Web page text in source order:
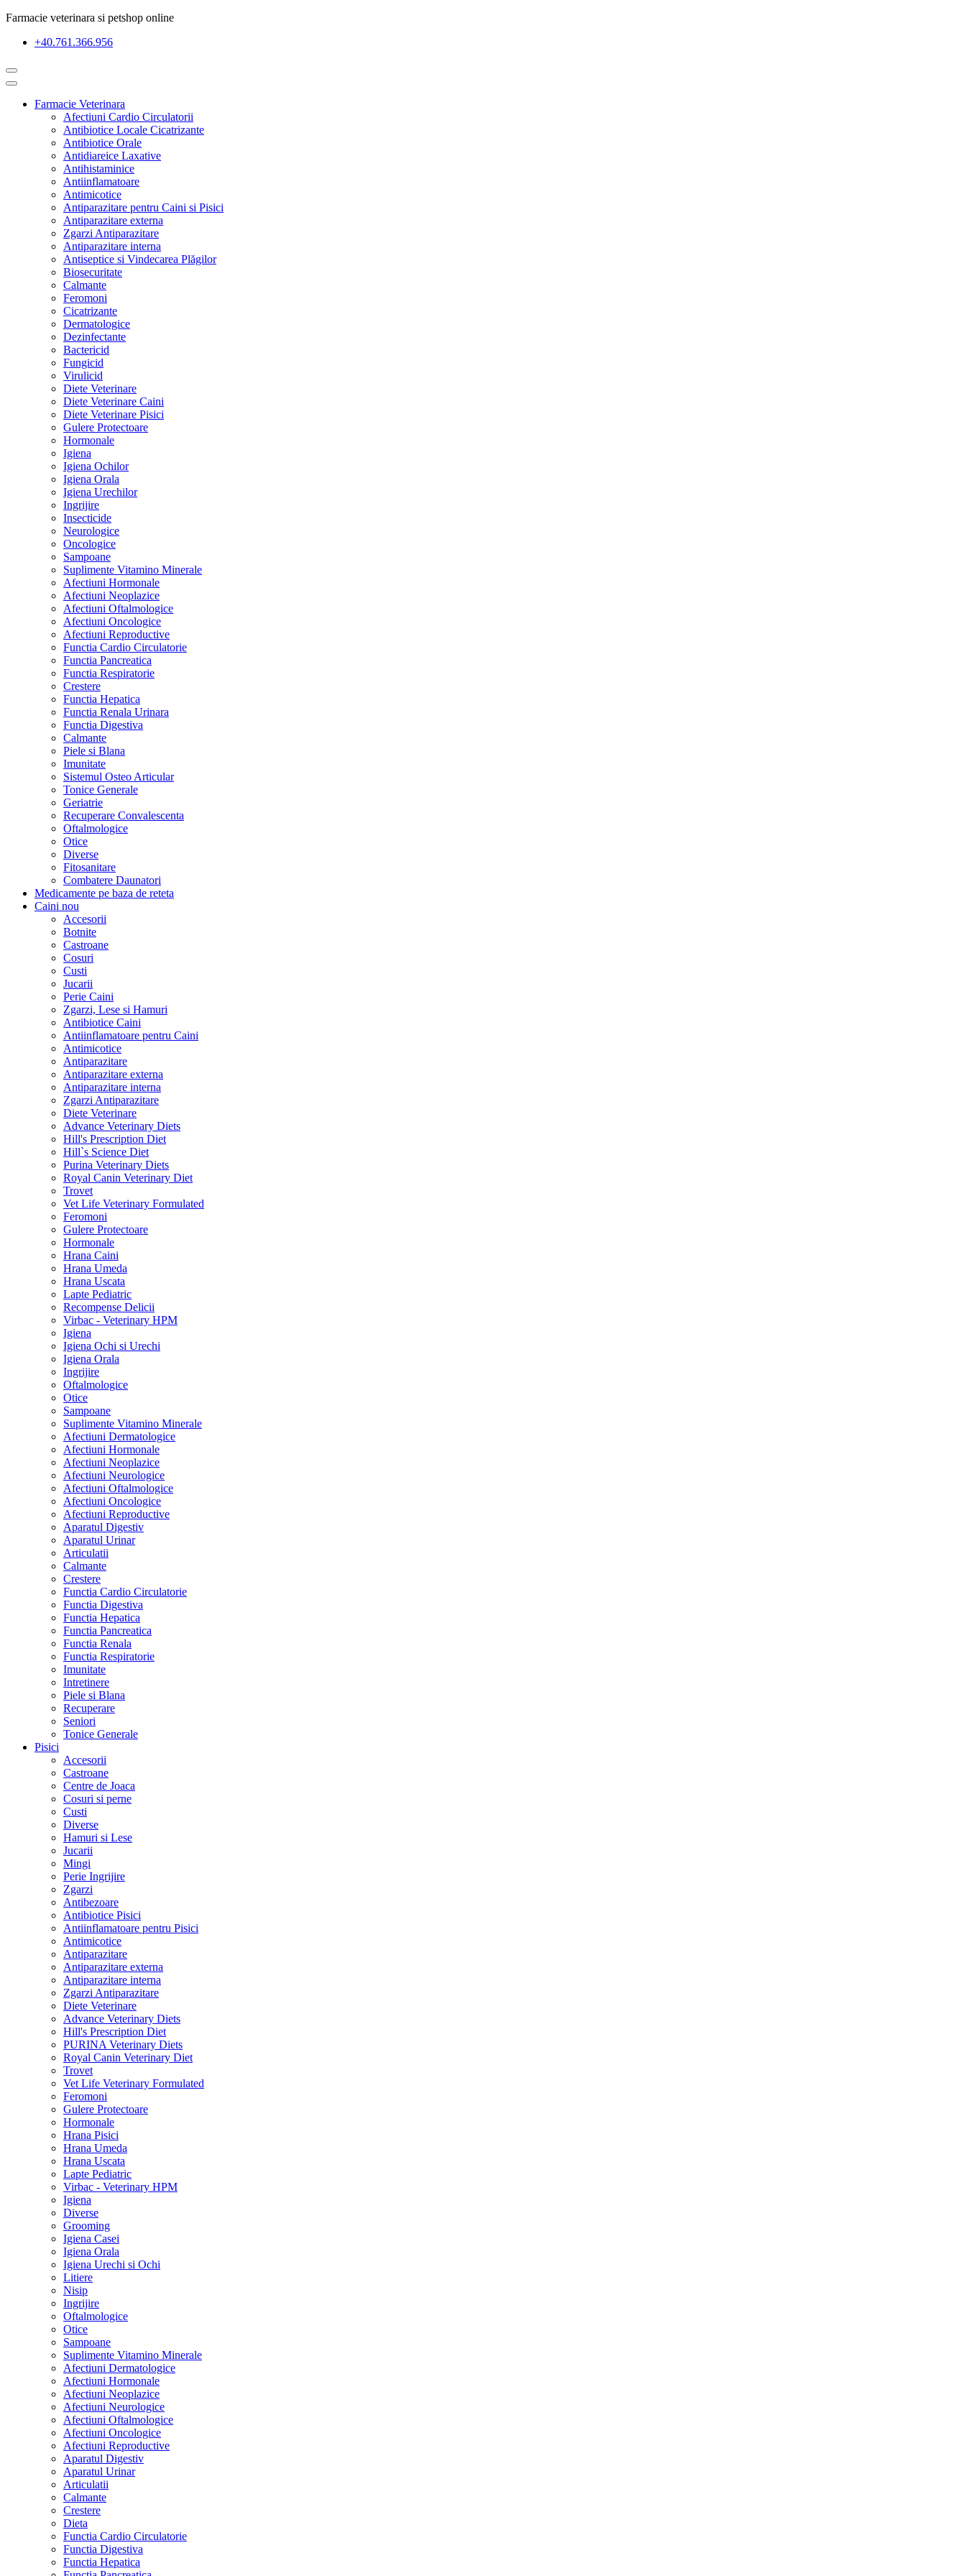
Farmacie veterinara si petshop online
+40.761.366.956
Farmacie Veterinara
Afectiuni Cardio Circulatorii
Antibiotice Locale Cicatrizante
Antibiotice Orale
Antidiareice Laxative
Antihistaminice
Antiinflamatoare
Antimicotice
Antiparazitare pentru Caini si Pisici
Antiparazitare externa
Zgarzi Antiparazitare
Antiparazitare interna
Antiseptice si Vindecarea Plăgilor
Biosecuritate
Calmante
Feromoni
Cicatrizante
Dermatologice
Dezinfectante
Bactericid
Fungicid
Virulicid
Diete Veterinare
Diete Veterinare Caini
Diete Veterinare Pisici
Gulere Protectoare
Hormonale
Igiena
Igiena Ochilor
Igiena Orala
Igiena Urechilor
Ingrijire
Insecticide
Neurologice
Oncologice
Sampoane
Suplimente Vitamino Minerale
Afectiuni Hormonale
Afectiuni Neoplazice
Afectiuni Oftalmologice
Afectiuni Oncologice
Afectiuni Reproductive
Functia Cardio Circulatorie
Functia Pancreatica
Functia Respiratorie
Crestere
Functia Hepatica
Functia Renala Urinara
Functia Digestiva
Calmante
Piele si Blana
Imunitate
Sistemul Osteo Articular
Tonice Generale
Geriatrie
Recuperare Convalescenta
Oftalmologice
Otice
Diverse
Fitosanitare
Combatere Daunatori
Medicamente pe baza de reteta
Caini nou
Accesorii
Botnite
Castroane
Cosuri
Custi
Jucarii
Perie Caini
Zgarzi, Lese si Hamuri
Antibiotice Caini
Antiinflamatoare pentru Caini
Antimicotice
Antiparazitare
Antiparazitare externa
Antiparazitare interna
Zgarzi Antiparazitare
Diete Veterinare
Advance Veterinary Diets
Hill's Prescription Diet
Hill`s Science Diet
Purina Veterinary Diets
Royal Canin Veterinary Diet
Trovet
Vet Life Veterinary Formulated
Feromoni
Gulere Protectoare
Hormonale
Hrana Caini
Hrana Umeda
Hrana Uscata
Lapte Pediatric
Recompense Delicii
Virbac - Veterinary HPM
Igiena
Igiena Ochi si Urechi
Igiena Orala
Ingrijire
Oftalmologice
Otice
Sampoane
Suplimente Vitamino Minerale
Afectiuni Dermatologice
Afectiuni Hormonale
Afectiuni Neoplazice
Afectiuni Neurologice
Afectiuni Oftalmologice
Afectiuni Oncologice
Afectiuni Reproductive
Aparatul Digestiv
Aparatul Urinar
Articulatii
Calmante
Crestere
Functia Cardio Circulatorie
Functia Digestiva
Functia Hepatica
Functia Pancreatica
Functia Renala
Functia Respiratorie
Imunitate
Intretinere
Piele si Blana
Recuperare
Seniori
Tonice Generale
Pisici
Accesorii
Castroane
Centre de Joaca
Cosuri si perne
Custi
Diverse
Hamuri si Lese
Jucarii
Mingi
Perie Ingrijire
Zgarzi
Antibezoare
Antibiotice Pisici
Antiinflamatoare pentru Pisici
Antimicotice
Antiparazitare
Antiparazitare externa
Antiparazitare interna
Zgarzi Antiparazitare
Diete Veterinare
Advance Veterinary Diets
Hill's Prescription Diet
PURINA Veterinary Diets
Royal Canin Veterinary Diet
Trovet
Vet Life Veterinary Formulated
Feromoni
Gulere Protectoare
Hormonale
Hrana Pisici
Hrana Umeda
Hrana Uscata
Lapte Pediatric
Virbac - Veterinary HPM
Igiena
Diverse
Grooming
Igiena Casei
Igiena Orala
Igiena Urechi si Ochi
Litiere
Nisip
Ingrijire
Oftalmologice
Otice
Sampoane
Suplimente Vitamino Minerale
Afectiuni Dermatologice
Afectiuni Hormonale
Afectiuni Neoplazice
Afectiuni Neurologice
Afectiuni Oftalmologice
Afectiuni Oncologice
Afectiuni Reproductive
Aparatul Digestiv
Aparatul Urinar
Articulatii
Calmante
Crestere
Dieta
Functia Cardio Circulatorie
Functia Digestiva
Functia Hepatica